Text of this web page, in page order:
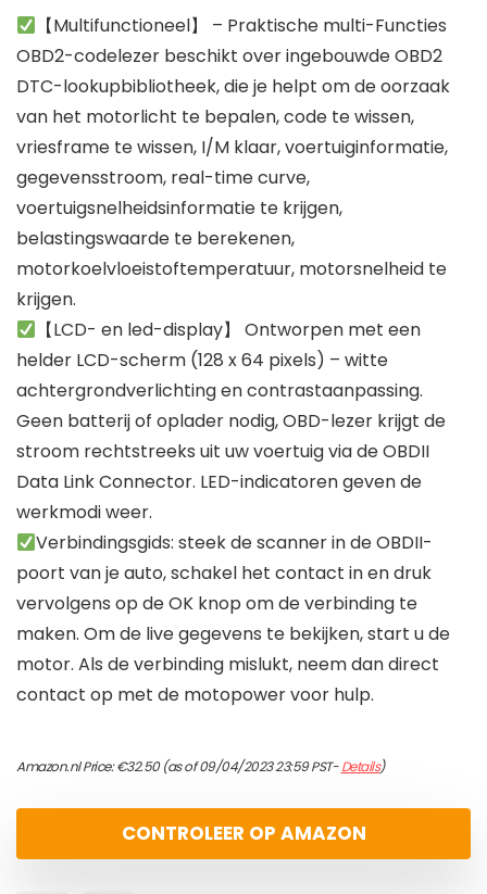
【Multifunctioneel】 – Praktische multi-Functies
OBD2-codelezer beschikt over ingebouwde OBD2
DTC-lookupbibliotheek, die je helpt om de oorzaak
van het motorlicht te bepalen, code te wissen,
vriesframe te wissen, I/M klaar, voertuiginformatie,
gegevensstroom, real-time curve,
voertuigsnelheidsinformatie te krijgen,
belastingswaarde te berekenen,
motorkoelvloeistoftemperatuur, motorsnelheid te
krijgen.
【LCD- en led-display】 Ontworpen met een
helder LCD-scherm (128 x 64 pixels) – witte
achtergrondverlichting en contrastaanpassing.
Geen batterij of oplader nodig, OBD-lezer krijgt de
stroom rechtstreeks uit uw voertuig via de OBDII
Data Link Connector. LED-indicatoren geven de
werkmodi weer.
Verbindingsgids: steek de scanner in de OBDII-
poort van je auto, schakel het contact in en druk
vervolgens op de OK knop om de verbinding te
maken. Om de live gegevens te bekijken, start u de
motor. Als de verbinding mislukt, neem dan direct
contact op met de motopower voor hulp.
Amazon.nl Price:€32.50(as of 09/04/2023 23:59 PST-Details)
CONTROLEER OP AMAZON